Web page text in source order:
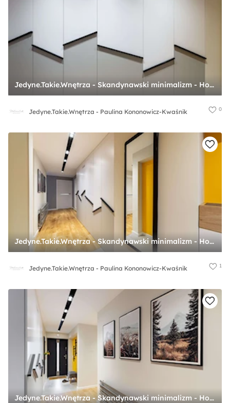
Jedyne.Takie.Wnętrza - Skandynawski minimalizm - Hol / przedpokój, styl skandynawski - zdjęcie od Jedyne.Takie.Wnętrza - Paulina Kononowicz-Kwaśnik
Jedyne.Takie.Wnętrza - Paulina Kononowicz-Kwaśnik 0
Jedyne.Takie.Wnętrza - Skandynawski minimalizm - Hol / przedpokój, styl skandynawski - zdjęcie od Jedyne.Takie.Wnętrza - Paulina Kononowicz-Kwaśnik
Jedyne.Takie.Wnętrza - Paulina Kononowicz-Kwaśnik 1
Jedyne.Takie.Wnętrza - Skandynawski minimalizm - Hol / przedpokój, styl skandynawski - zdjęcie od Jedyne.Takie.Wnętrza - Paulina Kononowicz-Kwaśnik